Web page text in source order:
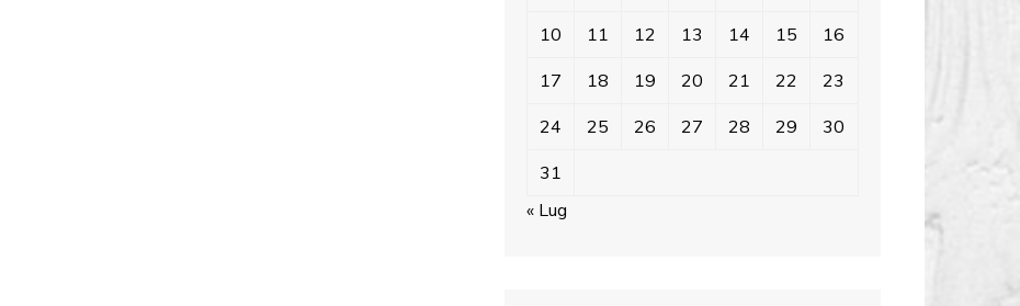
10 11 12 13 14 15 16
17 18 19 20 21 22 23
24 25 26 27 28 29 30
31
« Lug